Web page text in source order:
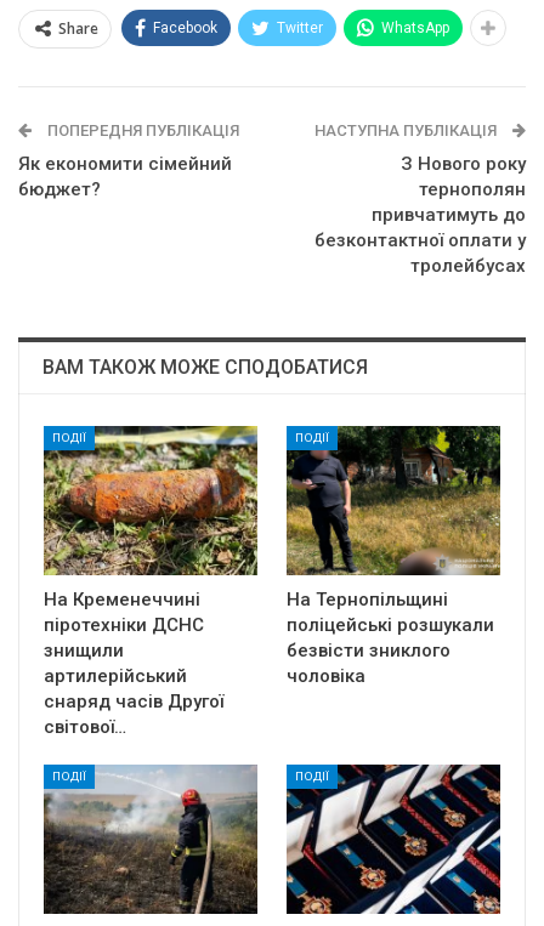
Share Facebook Twitter WhatsApp
ПОПЕРЕДНЯ ПУБЛІКАЦІЯ
Як економити сімейний
бюджет?
НАСТУПНА ПУБЛІКАЦІЯ
З Нового року
тернополян
привчатимуть до
безконтактної оплати у
тролейбусах
ВАМ ТАКОЖ МОЖЕ СПОДОБАТИСЯ
ПОДІЇ
На Кременеччині
піротехніки ДСНС
знищили
артилерійський
снаряд часів Другої
світової…
ПОДІЇ
На Тернопільщині
поліцейські розшукали
безвісти зниклого
чоловіка
ПОДІЇ ПОДІЇ